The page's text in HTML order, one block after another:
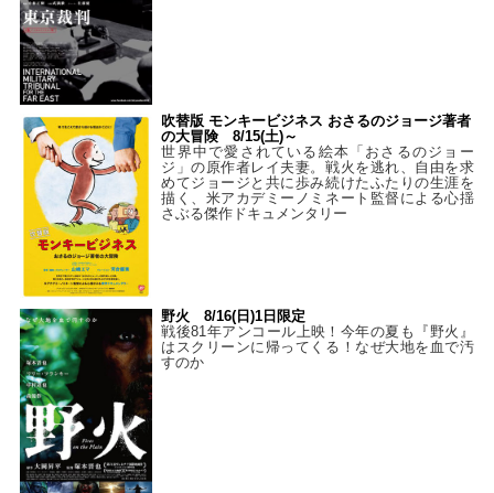
吹替版 モンキービジネス おさるのジョージ著者
の大冒険 8/15(土)～
世界中で愛されている絵本「おさるのジョー
ジ」の原作者レイ夫妻。戦火を逃れ、自由を求
めてジョージと共に歩み続けたふたりの生涯を
描く、米アカデミーノミネート監督による心揺
さぶる傑作ドキュメンタリー
野火 8/16(日)1日限定
戦後81年アンコール上映！今年の夏も『野火』
はスクリーンに帰ってくる！なぜ大地を血で汚
すのか